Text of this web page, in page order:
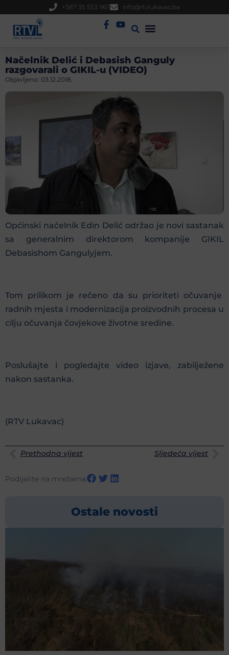
+387 35 553 967 info@rtvlukavac.ba
Načelnik Delić i Debasish Ganguly
razgovarali o GIKIL-u (VIDEO)
Objavljeno: 03.12.2018.
Općinski načelnik Edin Delić održao je novi sastanak
sa generalnim direktorom kompanije GIKIL
Debasishom Gangulyjem.
Tom prilikom je rečeno da su prioriteti očuvanje
radnih mjesta i modernizacija proizvodnih procesa u
cilju očuvanja čovjekove životne sredine.
Poslušajte i pogledajte video izjave, zabilježene
nakon sastanka.
(RTV Lukavac)
Prethodna vijest Sljedeća vijest
Podijelite na mrežama
Ostale novosti